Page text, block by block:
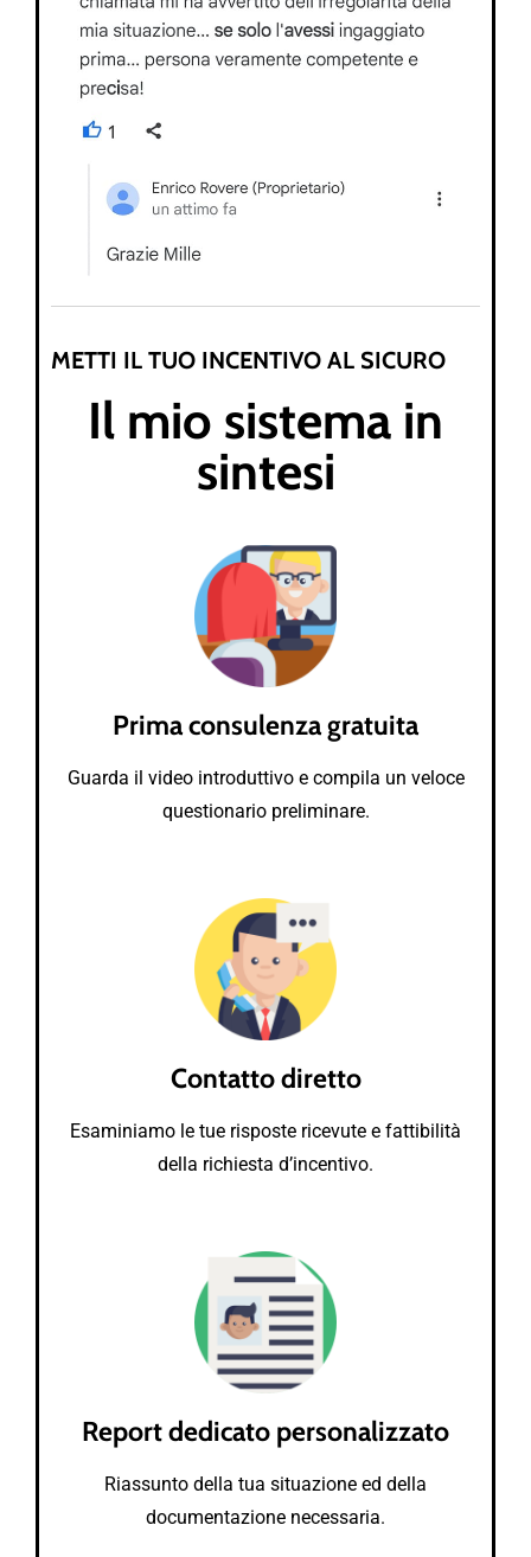
METTI IL TUO INCENTIVO AL SICURO
Il mio sistema in
sintesi
Prima consulenza gratuita
Guarda il video introduttivo e compila un veloce
questionario preliminare.
Contatto diretto
Esaminiamo le tue risposte ricevute e fattibilità
della richiesta d’incentivo.
Report dedicato personalizzato
Riassunto della tua situazione ed della
documentazione necessaria.